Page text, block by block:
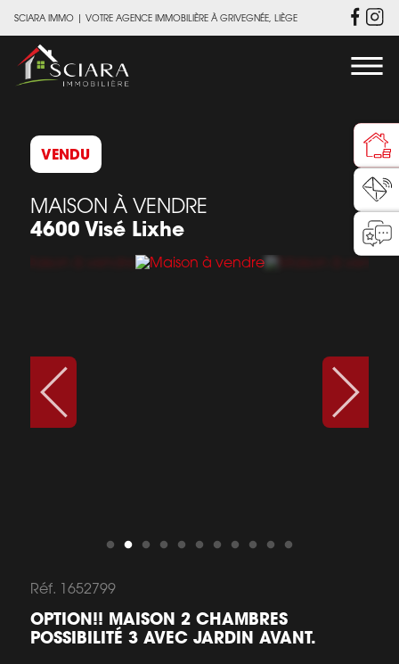
SCIARA IMMO | VOTRE AGENCE IMMOBILIÈRE À GRIVEGNÉE, LIÈGE
VENDU
MAISON À VENDRE
4600 Visé Lixhe
Réf. 1652799
OPTION!! MAISON 2 CHAMBRES
POSSIBILITÉ 3 AVEC JARDIN AVANT.